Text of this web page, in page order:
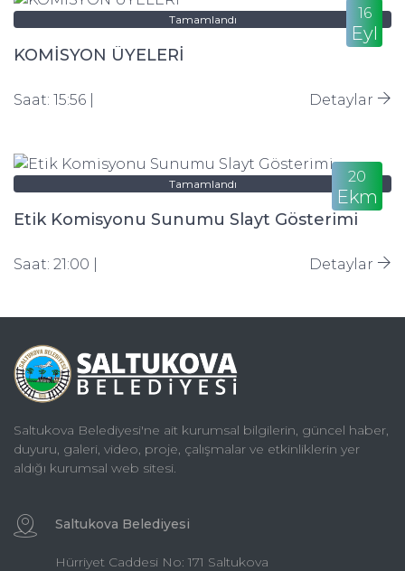
Tamamlandı 16
Eyl
KOMİSYON ÜYELERİ
Saat: 15:56 | Detaylar
Tamamlandı 20
Ekm
Etik Komisyonu Sunumu Slayt Gösterimi
Saat: 21:00 | Detaylar
Saltukova Belediyesi'ne ait kurumsal bilgilerin, güncel haber,
duyuru, galeri, video, proje, çalışmalar ve etkinliklerin yer
aldığı kurumsal web sitesi.
Saltukova Belediyesi
Hürriyet Caddesi No: 171 Saltukova